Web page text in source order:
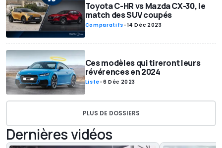
Toyota C-HR vs Mazda CX-30, le
match des SUV coupés
Comparatifs-14 Déc 2023
Ces modèles qui tireront leurs
révérences en 2024
Liste-6 Déc 2023
PLUS DE DOSSIERS
Dernières vidéos